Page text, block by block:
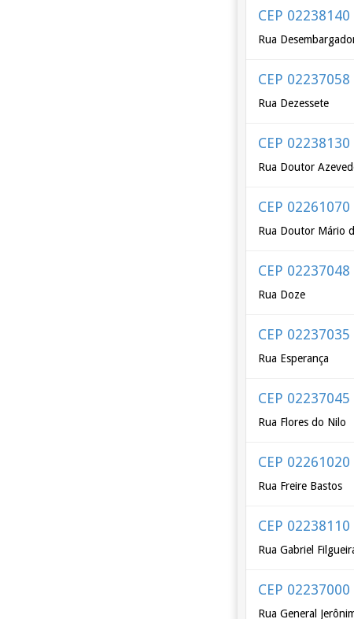
CEP 02238140
Rua
CEP 02237058
Rua Dezessete
CEP 02238130
Rua Doutor
CEP 02261070
Rua Doutor Mário
CEP 02237048
Rua Doze
CEP 02237035
Rua Esperança
CEP 02237045
Rua Flores do Nilo
CEP 02261020
Rua Freire Bastos
CEP 02238110
Rua Gabriel
CEP 02237000
Rua General